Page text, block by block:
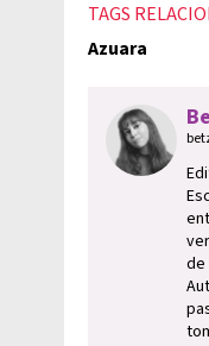
TAGS
Azuara
de